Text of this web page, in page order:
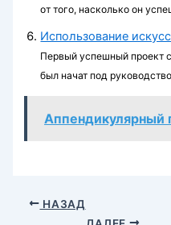
от того, насколько он
Использование
Первый успешный проект
был начат под
Аппендикулярный
НАЗАД